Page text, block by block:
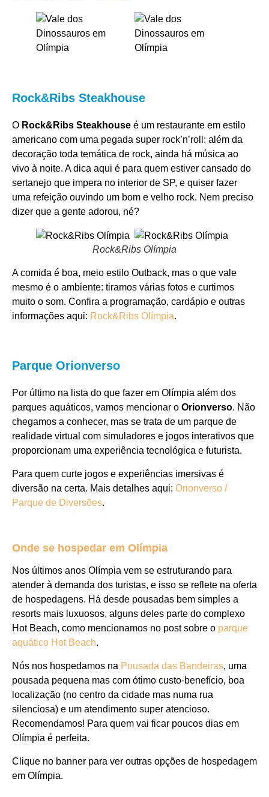
Rock&Ribs Steakhouse
O Rock&Ribs Steakhouse é um restaurante em estilo
americano com uma pegada super rock’n’roll: além da
decoração toda temática de rock, ainda há música ao
vivo à noite. A dica aqui é para quem estiver cansado do
sertanejo que impera no interior de SP, e quiser fazer
uma refeição ouvindo um bom e velho rock. Nem preciso
dizer que a gente adorou, né?
Rock&Ribs Olímpia
A comida é boa, meio estilo Outback, mas o que vale
mesmo é o ambiente: tiramos várias fotos e curtimos
muito o som. Confira a programação, cardápio e outras
informações aqui: Rock&Ribs Olímpia.
Parque Orionverso
Por último na lista do que fazer em Olímpia além dos
parques aquáticos, vamos mencionar o Orionverso. Não
chegamos a conhecer, mas se trata de um parque de
realidade virtual com simuladores e jogos interativos que
proporcionam uma experiência tecnológica e futurista.
Para quem curte jogos e experiências imersivas é
diversão na certa. Mais detalhes aqui: Orionverso /
Parque de Diversões.
Onde se hospedar em Olímpia
Nos últimos anos Olímpia vem se estruturando para
atender à demanda dos turistas, e isso se reflete na oferta
de hospedagens. Há desde pousadas bem simples a
resorts mais luxuosos, alguns deles parte do complexo
Hot Beach, como mencionamos no post sobre o parque
aquático Hot Beach.
Nós nos hospedamos na Pousada das Bandeiras, uma
pousada pequena mas com ótimo custo-benefício, boa
localização (no centro da cidade mas numa rua
silenciosa) e um atendimento super atencioso.
Recomendamos! Para quem vai ficar poucos dias em
Olímpia é perfeita.
Clique no banner para ver outras opções de hospedagem
em Olímpia.